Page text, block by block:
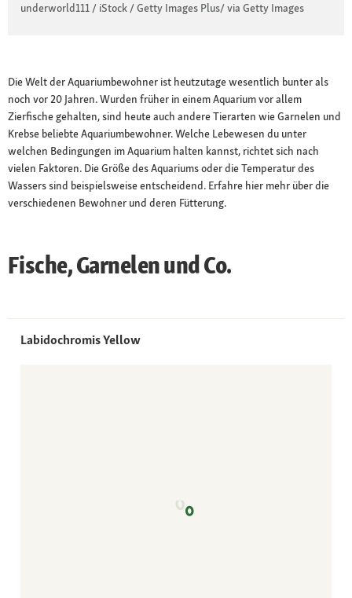
underworld111 / iStock / Getty Images Plus/ via Getty Images
Die Welt der Aquariumbewohner ist heutzutage wesentlich bunter als
noch vor 20 Jahren. Wurden früher in einem Aquarium vor allem
Zierfische gehalten, sind heute auch andere Tierarten wie Garnelen und
Krebse beliebte Aquariumbewohner. Welche Lebewesen du unter
welchen Bedingungen im Aquarium halten kannst, richtet sich nach
vielen Faktoren. Die Größe des Aquariums oder die Temperatur des
Wassers sind beispielsweise entscheidend. Erfahre hier mehr über die
verschiedenen Bewohner und deren Fütterung.
Fische, Garnelen und Co.
Labidochromis Yellow